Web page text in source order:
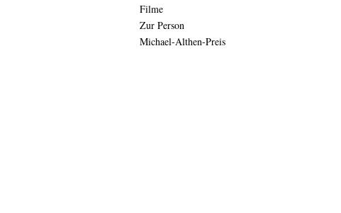
Filme
Zur Person
Michael-Althen-Preis